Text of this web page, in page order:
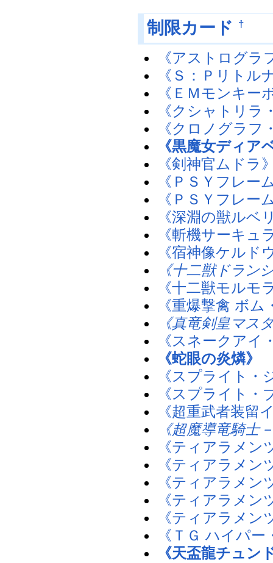
制限カード †
《アストログラ
《Ｓ：Ｐリトル
《ＥＭモンキー
《クシャトリラ
《クロノグラフ
《黒魔女ディア
《剣神官ムドラ
《ＰＳＹフレー
《ＰＳＹフレー
《深淵の獣ルベ
《斬機サーキュ
《宿神像ケルド
《十二獣ドラン
《十二獣モルモ
《重爆撃禽 ボ
《真竜剣皇マス
《スネークアイ
《蛇眼の炎燐》
《スプライト・
《スプライト・
《超重武者装留
《超魔導竜騎士
《ティアラメン
《ティアラメン
《ティアラメン
《ティアラメン
《ティアラメン
《ＴＧ ハイパ
《天盃龍チュン